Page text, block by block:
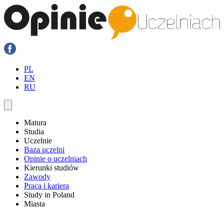
PL
EN
RU
Matura
Studia
Uczelnie
Baza uczelni
Opinie o uczelniach
Kierunki studiów
Zawody
Praca i kariera
Study in Poland
Miasta